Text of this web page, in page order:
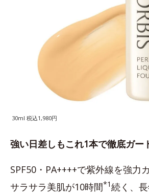
30ml 税込1,980円
強い日差しもこれ1本で徹底ガー
SPF50・PA++++で紫外線を強力
サラサラ美肌が10時間*1続く、